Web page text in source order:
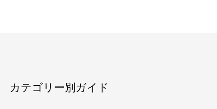
カテゴリー別ガイド